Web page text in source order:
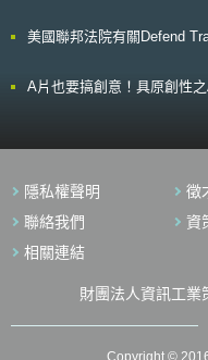
（Health Insurance Portability
鍰之裁量將審酌事故規模、事
義務等因素而定，以確保裁量之比
數位時代資安威脅所採行之積
之定義並明定適當防護措施之
確定性；強化事故通報機制並
則規範中明定民事罰鍰之裁量
應採行下列因應措施：(1)全面
之電子識別碼及生物特徵等資
適當防護措施之要求；(3)建立
外，企業宜定期檢視法規動態，
上施政規劃，反映出英國政府
的醫療器材法規在英國已不再
照護，通過科技創新在健康、
美國聯邦法院有關Defend
A片也要搞創意！具原創性
隱私權聲明 徵
聯絡我們
資
相關連結
財團法人資訊工